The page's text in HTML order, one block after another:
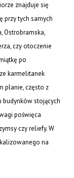
znajduje się
przy tych samych
Ostrobramska,
czy otoczenie
po
karmelitanek
planie, często z
budynków stojących
poświęca
czy reliefy. W
na